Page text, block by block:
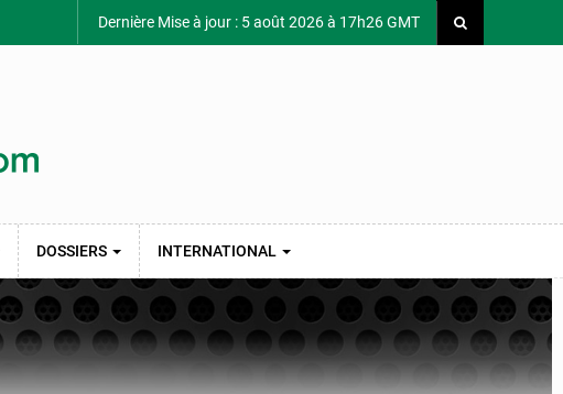
Dernière Mise à jour : 5 août 2026 à 17h26 GMT
DOSSIERS INTERNATIONAL